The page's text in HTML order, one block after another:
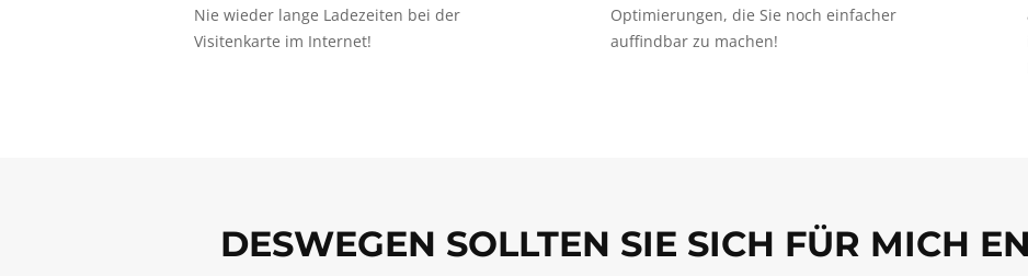
Nie wieder lange Ladezeiten bei der
Visitenkarte im Internet!
Optimierungen, die Sie noch einfacher
auffindbar zu machen!
DESWEGEN SOLLTEN SIE SICH FÜR MICH